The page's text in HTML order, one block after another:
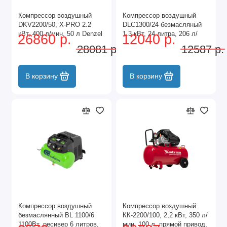
Компрессор воздушный
DKV2200/50, Х-PRO 2.2
кВт, 400 л/мин, 50 л Denzel
26860 р.
28081 р.
В корзину
Компрессор воздушный
DLC1300/24 безмасляный
1.3 кВт, 24 литра, 206 л/
мин Denzel
12040 р.
12587 р.
В корзину
Компрессор воздушный
безмаслянный BL 1100/6
1100Вт, ресивер 6 литров,
Компрессор воздушный
КК-2200/100, 2,2 кВт, 350 л/
мин, 100 л, прямой привод,